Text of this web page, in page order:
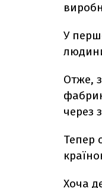
У
Отже,
через
Тепер
Хоча